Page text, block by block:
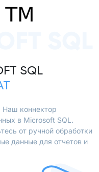
SQL
Наш коннектор
в Microsoft SQL.
от ручной обработки
данные для отчетов и